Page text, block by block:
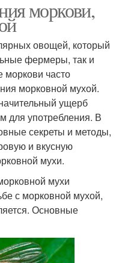
моркови,
овощей, который
фермеры, так и
часто
морковной мухой.
ущерб
для употребления. В
секреты и методы,
и вкусную
мухи.
мухи
с морковной мухой,
Основные